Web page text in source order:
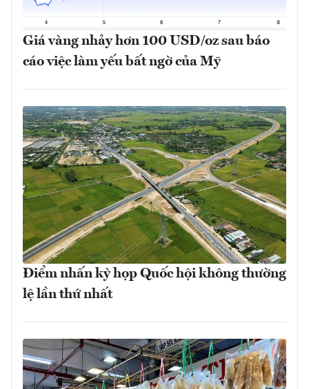
Giá vàng nhảy hơn 100 USD/oz sau báo
cáo việc làm yếu bất ngờ của Mỹ
Điểm nhấn kỳ họp Quốc hội không thường
lệ lần thứ nhất